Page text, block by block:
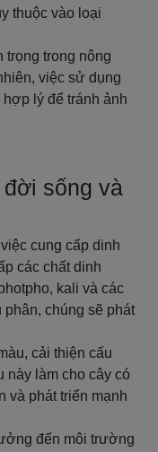
thuộc vào loại
trọng trong nông
việc sử dụng
lý để tránh ảnh
sống và
cung cấp dinh
các chất dinh
kali và các
chúng sẽ phát
cải thiện cấu
này làm cho cây có
và phát triển mạnh
đến môi trường